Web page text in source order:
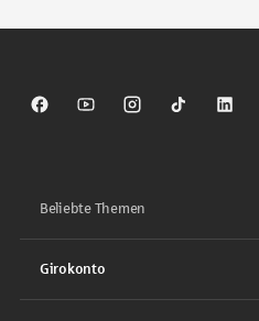
Sparkasse auf Facebook
Sparkasse auf Youtube
Sparkasse auf
Sparkasse
Beliebte Themen
Girokonto